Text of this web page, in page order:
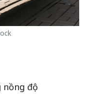
nồng độ